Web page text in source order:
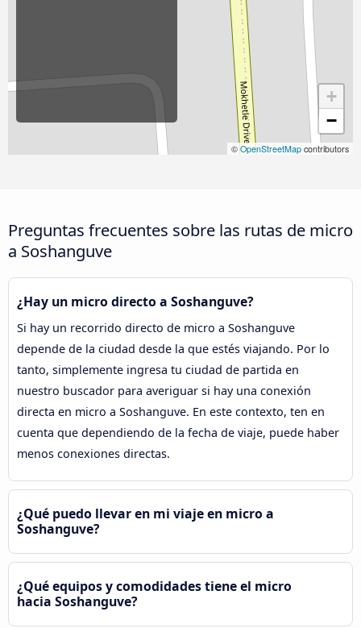
+
−
© OpenStreetMap contributors
Preguntas frecuentes sobre las rutas de micro
a Soshanguve
¿Hay un micro directo a Soshanguve?
Si hay un recorrido directo de micro a Soshanguve
depende de la ciudad desde la que estés viajando. Por lo
tanto, simplemente ingresa tu ciudad de partida en
nuestro buscador para averiguar si hay una conexión
directa en micro a Soshanguve. En este contexto, ten en
cuenta que dependiendo de la fecha de viaje, puede haber
menos conexiones directas.
¿Qué puedo llevar en mi viaje en micro a
Soshanguve?
¿Qué equipos y comodidades tiene el micro
hacia Soshanguve?